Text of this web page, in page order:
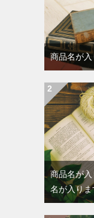
商品名が入
商品名が
名が入りま